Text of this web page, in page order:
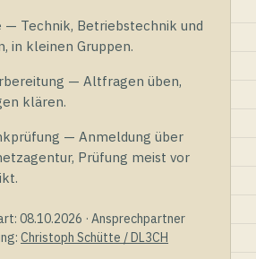
— Technik, Betriebstechnik und
in kleinen Gruppen.
— Altfragen üben,
klären.
— Anmeldung über
Prüfung meist vor
08.10.2026 · Ansprechpartner
Christoph Schütte / DL3CH